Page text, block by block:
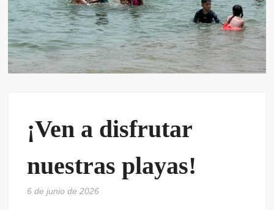
¡Ven a disfrutar
nuestras playas!
6 de junio de 2026